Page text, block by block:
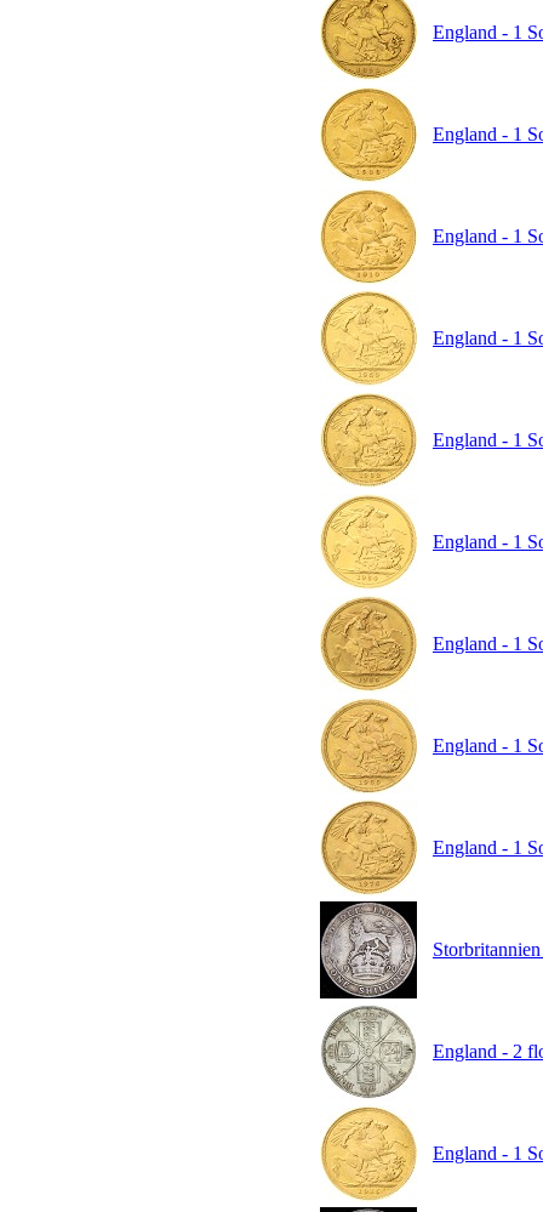
England - 1
England - 1
England - 1
England - 1
England - 1
England - 1
England - 1
England - 1
England - 1
England - 2
England - 1